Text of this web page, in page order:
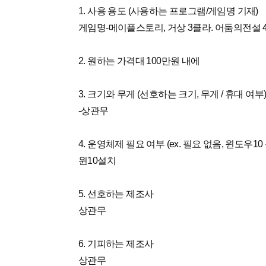
1. 사용 용도 (사용하는 프로그램/게임명 기재)
게임명-메이플스토리, 거상 3클라. 어둠의전설
2. 원하는 가격대 100만원 내에
3. 크기와 무게 (선호하는 크기, 무게 / 휴대 여부)
-상관무
4. 운영체제 필요 여부 (ex. 필요 없음, 윈도우10
윈10설치
5. 선호하는 제조사
상관무
6. 기피하는 제조사
상관무